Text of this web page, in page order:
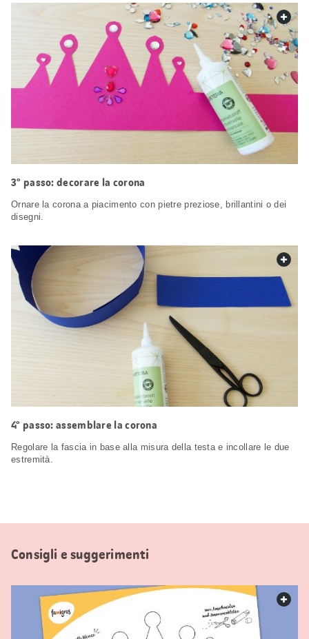
3° passo: decorare la corona
Ornare la corona a piacimento con pietre preziose, brillantini o dei
disegni.
4° passo: assemblare la corona
Regolare la fascia in base alla misura della testa e incollare le due
estremità.
Consigli e suggerimenti